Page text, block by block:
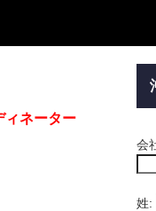
ィネーター
会
姓: